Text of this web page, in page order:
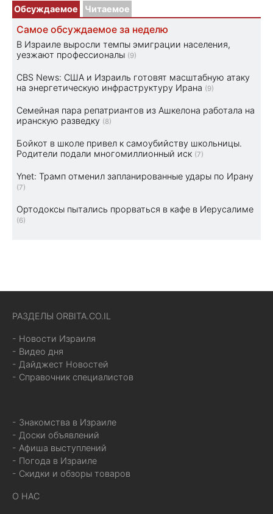
Обсуждаемое Читаемое
Самое обсуждаемое за неделю
В Израиле выросли темпы эмиграции населения,
уезжают профессионалы (9)
CBS News: США и Израиль готовят масштабную атаку
на энергетическую инфраструктуру Ирана (9)
Семейная пара репатриантов из Ашкелона работала на
иранскую разведку (8)
Бойкот в школе привел к самоубийству школьницы.
Родители подали многомиллионный иск (7)
Ynet: Трамп отменил запланированные удары по Ирану
(7)
Ортодоксы пытались прорваться в кафе в Иерусалиме
(6)
РАЗДЕЛЫ ORBITA.CO.IL
- Новости Израиля
- Видео дня
- Дайджест Новостей
- Справочник специалистов
- Знакомства в Израиле
- Доски объявлений
- Афиша выступлений
- Погода в Израиле
- Скидки и обзоры товаров
О НАС